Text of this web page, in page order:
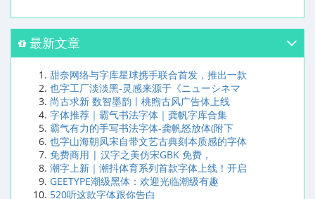
最新文章
甜奈网络与字库星球携手联合首发，推出一款
也字工厂淡淡黑-灵感来源于《ニューシネマ
尚古求新 数智墨韵丨桃煦古风广告体上线
字体推荐｜霸气书法字体｜龚帆字库合集
霸气有力的手写书法字体-龚帆怒放体(附下
也字山海朝凤宋自带文艺古典刻本质感的字体
免费商用 | 汉字之美仿宋GBK 免费，
潮字上新｜潮抖体育系列首款字体上线！开启
GEETYPE潮级黑体：欢迎光临潮级有趣
520听这款字体跟你告白